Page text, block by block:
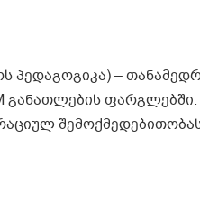
პედაგოგიკა) –